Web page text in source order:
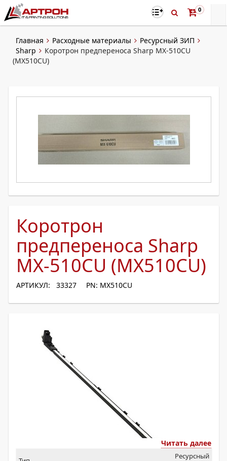
0
Главная Расходные материалы
Ресурсный ЗИП
Sharp
Коротрон предпереноса Sharp MX-510CU
(MX510CU)
Коротрон
предпереноса Sharp
MX-510CU (MX510CU)
АРТИКУЛ: 33327 PN: MX510CU
Читать далее
Ресурсный